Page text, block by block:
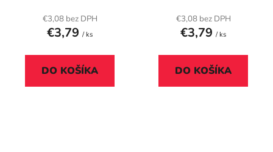
€3,08 bez DPH
€3,79 / ks
DO KOŠÍKA
€3,08 bez DPH
€3,79 / ks
DO KOŠÍKA